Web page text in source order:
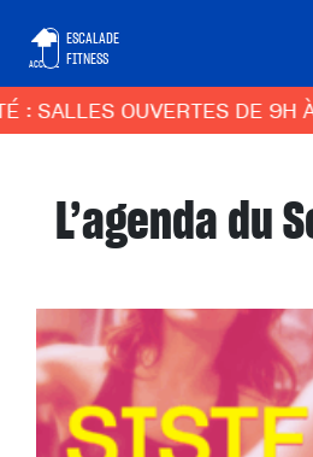
ACCUEIL
ESCALADE
FITNESS
OUVERTES DE 9H À
L’agenda du